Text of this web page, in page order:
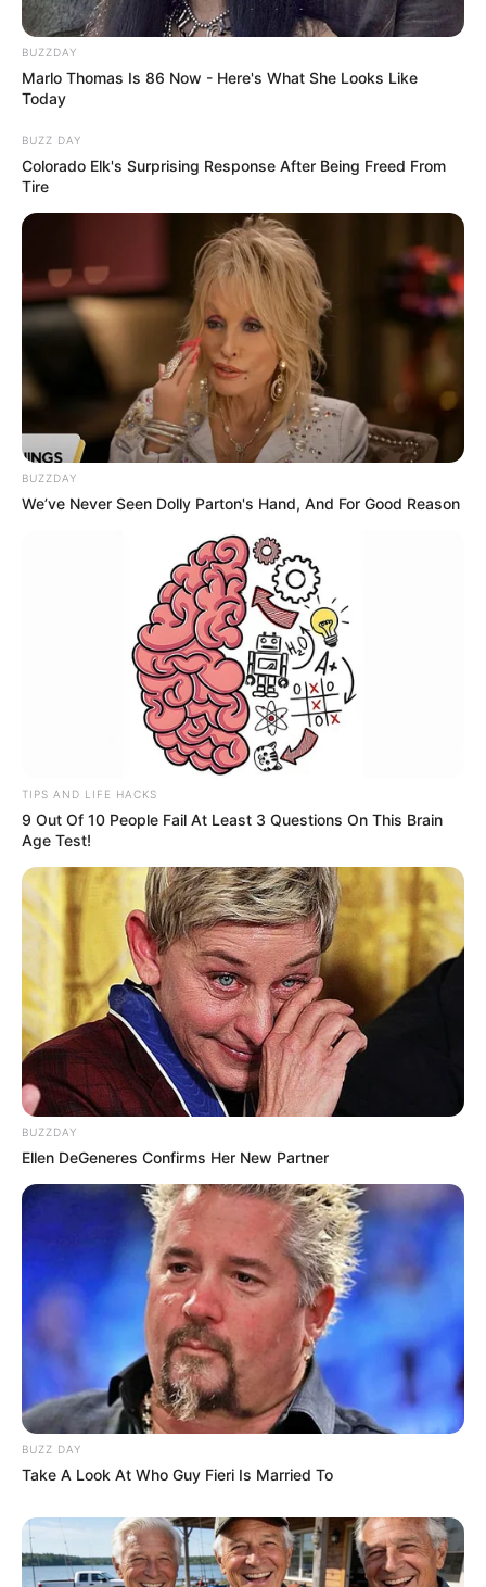
BUZZDAY
Marlo Thomas Is 86 Now - Here's What She Looks Like
Today
BUZZ DAY
Colorado Elk's Surprising Response After Being Freed From
Tire
BUZZDAY
We’ve Never Seen Dolly Parton's Hand, And For Good Reason
TIPS AND LIFE HACKS
9 Out Of 10 People Fail At Least 3 Questions On This Brain
Age Test!
BUZZDAY
Ellen DeGeneres Confirms Her New Partner
BUZZ DAY
Take A Look At Who Guy Fieri Is Married To